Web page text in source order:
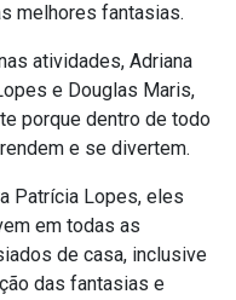
melhores fantasias.
atividades, Adriana
e Douglas Maris,
porque dentro de todo
e se divertem.
Patrícia Lopes, eles
em todas as
de casa, inclusive
das fantasias e